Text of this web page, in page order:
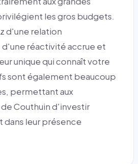
les gros budgets.
d'une relation
réactivité accrue et
unique qui connaît votre
sont également beaucoup
permettant aux
Couthuin d'investir
dans leur présence